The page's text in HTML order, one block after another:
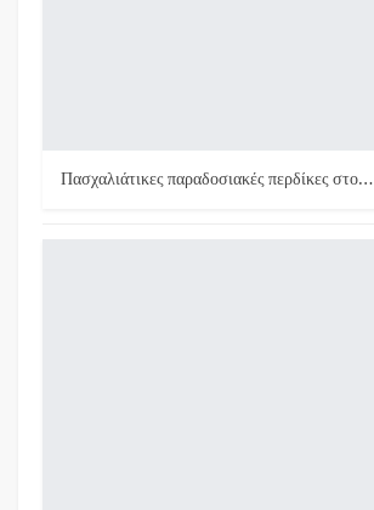
Πασχαλιάτικες παραδοσιακές περδίκες στο…